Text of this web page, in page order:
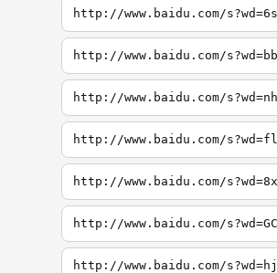
http://www.baidu.com/
http://www.baidu.com/
http://www.baidu.com/
http://www.baidu.com/
http://www.baidu.com/
http://www.baidu.com/
http://www.baidu.com/